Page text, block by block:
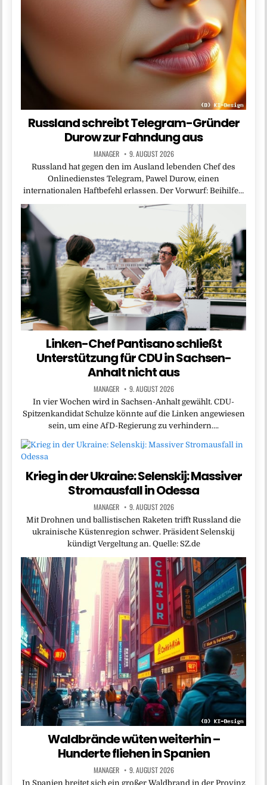
Russland schreibt Telegram-Gründer
Durow zur Fahndung aus
MANAGER 9. AUGUST 2026
Russland hat gegen den im Ausland lebenden Chef des
Onlinedienstes Telegram, Pawel Durow, einen
internationalen Haftbefehl erlassen. Der Vorwurf: Beihilfe…
Linken-Chef Pantisano schließt
Unterstützung für CDU in Sachsen-
Anhalt nicht aus
MANAGER 9. AUGUST 2026
In vier Wochen wird in Sachsen-Anhalt gewählt. CDU-
Spitzenkandidat Schulze könnte auf die Linken angewiesen
sein, um eine AfD-Regierung zu verhindern….
Krieg in der Ukraine: Selenskij: Massiver
Stromausfall in Odessa
MANAGER 9. AUGUST 2026
Mit Drohnen und ballistischen Raketen trifft Russland die
ukrainische Küstenregion schwer. Präsident Selenskij
kündigt Vergeltung an. Quelle: SZ.de
Waldbrände wüten weiterhin –
Hunderte fliehen in Spanien
MANAGER 9. AUGUST 2026
In Spanien breitet sich ein großer Waldbrand in der Provinz